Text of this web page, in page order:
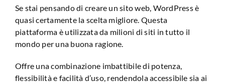
Se stai pensando di creare un sito web, WordPress è
quasi certamente la scelta migliore. Questa
piattaforma è utilizzata da milioni di siti in tutto il
mondo per una buona ragione.
Offre una combinazione imbattibile di potenza,
flessibilità e facilità d’uso, rendendola accessibile sia ai